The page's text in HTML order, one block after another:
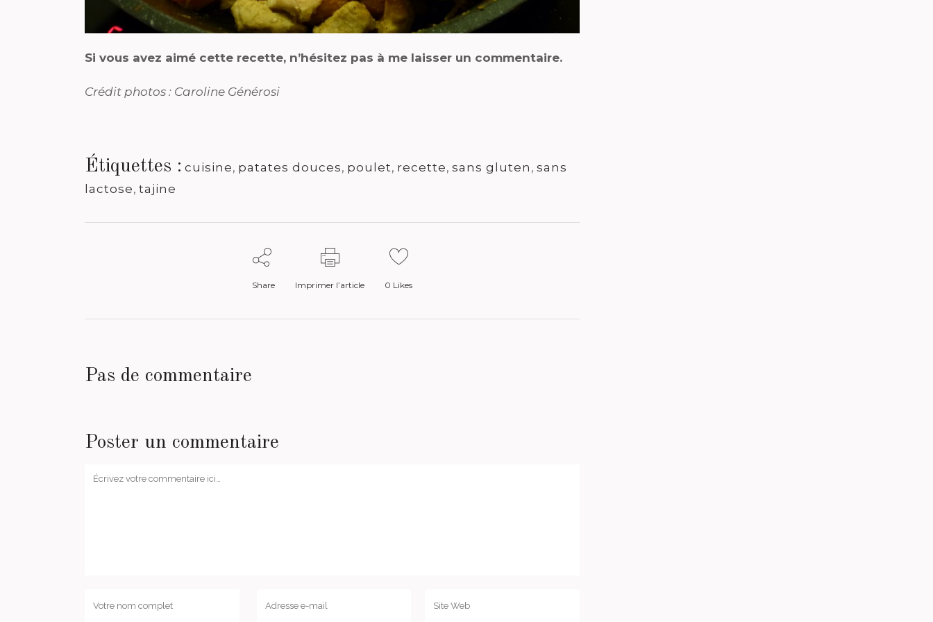
Si vous avez aimé cette recette, n’hésitez pas à me laisser un commentaire.
Crédit photos : Caroline Générosi
Étiquettes : cuisine, patates douces, poulet, recette, sans gluten , sans
lactose, tajine
Share Imprimer l’article 0 Likes
Pas de commentaire
Poster un commentaire